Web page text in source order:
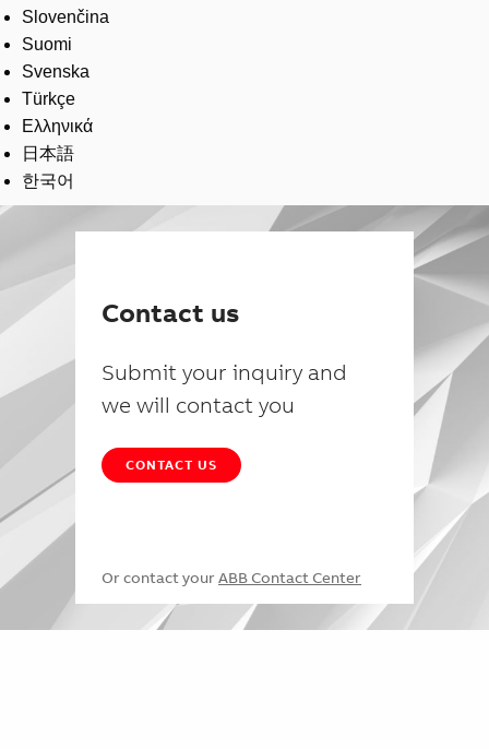
Slovenčina
Suomi
Svenska
Türkçe
Ελληνικά
日本語
한국어
Contact us
Submit your inquiry and
we will contact you
CONTACT US
Or contact your ABB Contact Center